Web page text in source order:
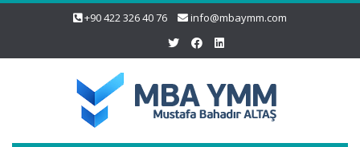
+90 422 326 40 76 info@mbaymm.com